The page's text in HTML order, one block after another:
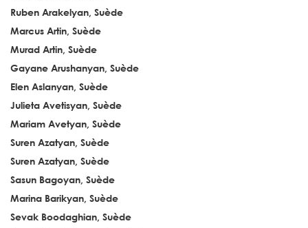
Ruben Arakelyan, Suède
Marcus Artin, Suède
Murad Artin, Suède
Gayane Arushanyan, Suède
Elen Aslanyan, Suède
Julieta Avetisyan, Suède
Mariam Avetyan, Suède
Suren Azatyan, Suède
Suren Azatyan, Suède
Sasun Bagoyan, Suède
Marina Barikyan, Suède
Sevak Boodaghian, Suède